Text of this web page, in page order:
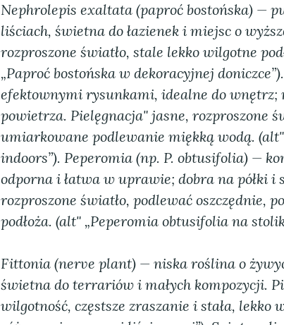
Nephrolepis exaltata (paproć bostońska) —
liściach, świetna do łazienek i miejsc o
rozproszone światło, stale lekko wilgotne
„Paproć bostońska w dekoracyjnej
efektownymi rysunkami, idealne do
powietrza. Pielęgnacja" jasne, rozproszone
umiarkowane podlewanie miękką wodą.
indoors”). Peperomia (np. P. obtusifolia) —
odporna i łatwa w uprawie; dobra na półki i
rozproszone światło, podlewać oszczędnie,
podłoża. (alt" „Peperomia obtusifolia na
Fittonia (nerve plant) — niska roślina o
świetna do terrariów i małych kompozycji.
wilgotność, częstsze zraszanie i stała, lekko